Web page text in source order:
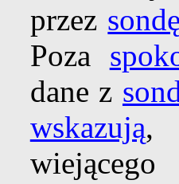
przez
Poza
dane z
wskazują,